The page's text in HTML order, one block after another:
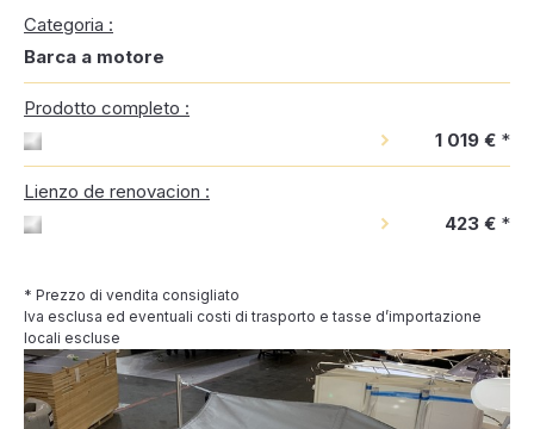
Categoria :
Barca a motore
Prodotto completo :
1 019 € *
Lienzo de renovacion :
423 € *
* Prezzo di vendita consigliato
Iva esclusa ed eventuali costi di trasporto e tasse d’importazione
locali escluse